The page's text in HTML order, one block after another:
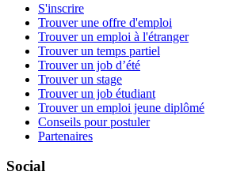
S'inscrire
Trouver une offre d'emploi
Trouver un emploi à l'étranger
Trouver un temps partiel
Trouver un job d’été
Trouver un stage
Trouver un job étudiant
Trouver un emploi jeune diplômé
Conseils pour postuler
Partenaires
Social